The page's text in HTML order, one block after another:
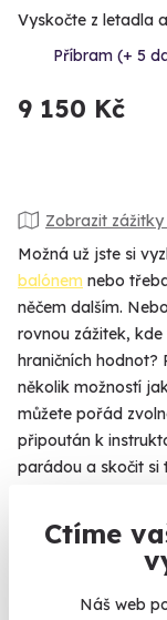
Ctíme
Náš web
Vyskočte z letadla
Příbram (+ 5
9 150 Kč
Zobrazit
Možná už jste si
balónem nebo
něčem dalším.
rovnou zážitek,
hraničních hodnot?
několik možností
můžete pořád
připoután k
parádou a skočit si
letadla vyměnit za
výšky 3 000 m.